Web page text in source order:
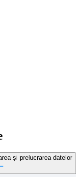
și prelucrarea datelor